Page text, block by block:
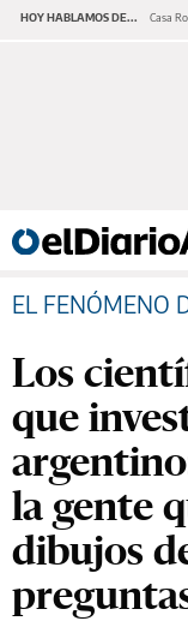
HOY HABLAMOS DE... Casa
EL FENÓMENO
Los
que
la gente
dibujos